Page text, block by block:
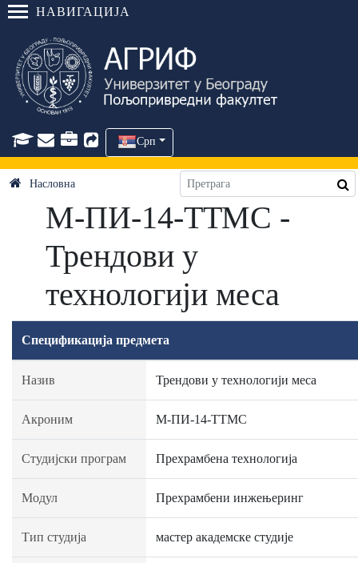
НАВИГАЦИЈА
Срп
Насловна
М-ПИ-14-ТТМС -
Трендови у
технологији меса
Спецификација предмета
Назив Трендови у технологији меса
Акроним М-ПИ-14-ТТМС
Студијски програм Прехрамбена технологија
Модул Прехрамбени инжењеринг
Тип студија мастер академске студије